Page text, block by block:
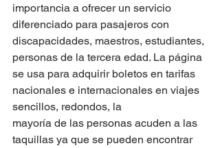
importancia a ofrecer un servicio
diferenciado para pasajeros con
discapacidades, maestros, estudiantes,
personas de la tercera edad. La página
se usa para adquirir boletos en tarifas
nacionales e internacionales en viajes
sencillos, redondos, la
mayoría de las personas acuden a las
taquillas ya que se pueden encontrar